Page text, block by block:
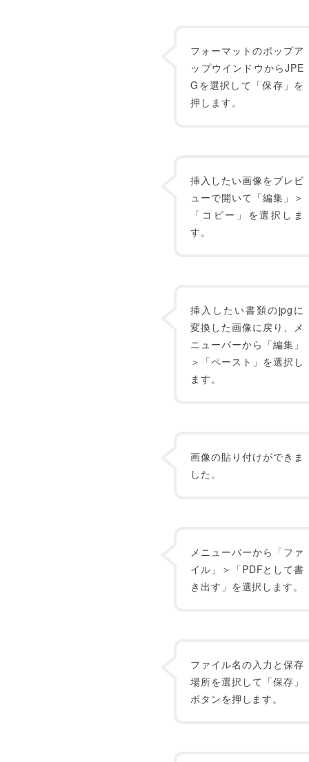
フォーマットのポップア
ップウインドウからJPE
Gを選択して「保存」を
押します。
挿入したい画像をプレビ
ューで開いて「編集」＞
「コピー」を選択しま
す。
挿入したい書類のjpgに
変換した画像に戻り、メ
ニューバーから「編集」
＞「ペースト」を選択し
ます。
画像の貼り付けができま
した。
メニューバーから「ファ
イル」＞「PDFとして書
き出す」を選択します。
ファイル名の入力と保存
場所を選択して「保存」
ボタンを押します。